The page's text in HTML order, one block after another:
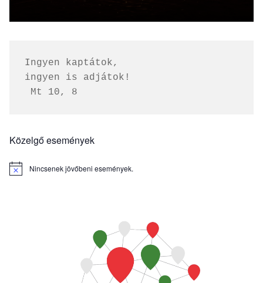
Ingyen kaptátok,
ingyen is adjátok!
Mt 10, 8
Közelgő események
Notice Nincsenek jövőbeni események.